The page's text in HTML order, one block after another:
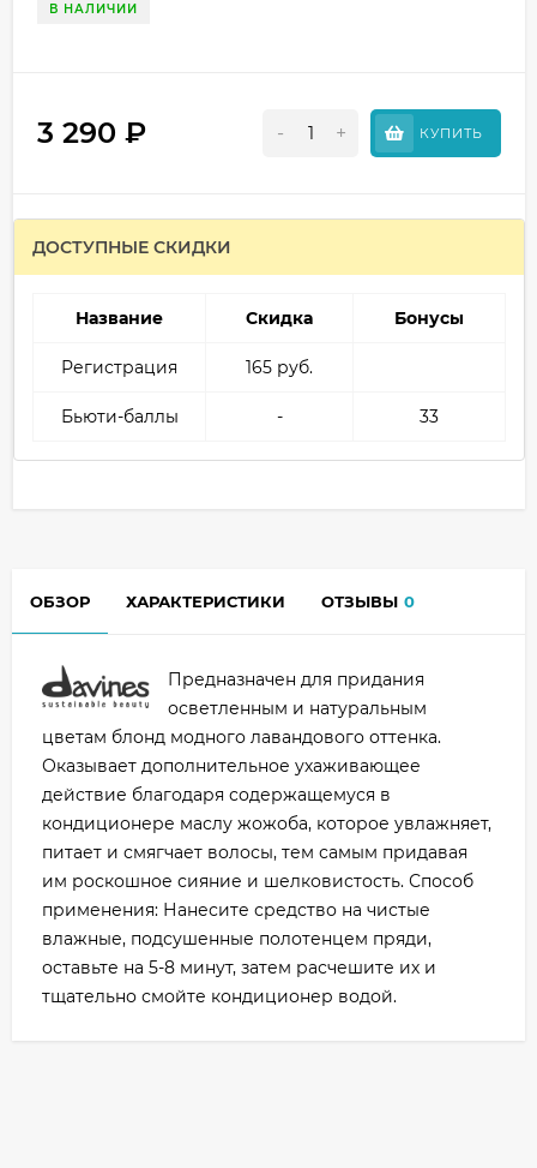
В НАЛИЧИИ
3 290 ₽ - + КУПИТЬ
ДОСТУПНЫЕ СКИДКИ
Название Скидка Бонусы
Регистрация 165 руб.
Бьюти-баллы - 33
ОБЗОР ХАРАКТЕРИСТИКИ ОТЗЫВЫ 0
Предназначен для придания
осветленным и натуральным
цветам блонд модного лавандового оттенка.
Оказывает дополнительное ухаживающее
действие благодаря содержащемуся в
кондиционере маслу жожоба, которое увлажняет,
питает и смягчает волосы, тем самым придавая
им роскошное сияние и шелковистость. Способ
применения: Нанесите средство на чистые
влажные, подсушенные полотенцем пряди,
оставьте на 5-8 минут, затем расчешите их и
тщательно смойте кондиционер водой.